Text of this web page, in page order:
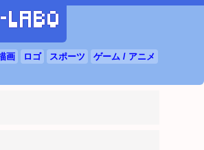
画 ロゴ スポーツ
ゲーム / アニメ